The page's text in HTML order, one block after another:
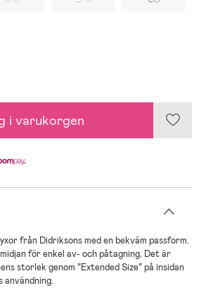
i varukorgen
från Didriksons med en bekväm passform.
för enkel av- och påtagning. Det är
storlek genom ”Extended Size” på insidan
användning.